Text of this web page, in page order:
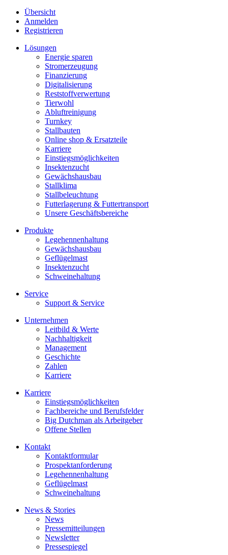
Übersicht
Anmelden
Registrieren
Lösungen
Energie sparen
Stromerzeugung
Finanzierung
Digitalisierung
Reststoffverwertung
Tierwohl
Abluftreinigung
Turnkey
Stallbauten
Online shop & Ersatzteile
Karriere
Einstiegsmöglichkeiten
Insektenzucht
Gewächshausbau
Stallklima
Stallbeleuchtung
Futterlagerung & Futtertransport
Unsere Geschäftsbereiche
Produkte
Legehennenhaltung
Gewächshausbau
Geflügelmast
Insektenzucht
Schweinehaltung
Service
Support & Service
Unternehmen
Leitbild & Werte
Nachhaltigkeit
Management
Geschichte
Zahlen
Karriere
Karriere
Einstiegsmöglichkeiten
Fachbereiche und Berufsfelder
Big Dutchman als Arbeitgeber
Offene Stellen
Kontakt
Kontaktformular
Prospektanforderung
Legehennenhaltung
Geflügelmast
Schweinehaltung
News & Stories
News
Pressemitteilungen
Newsletter
Pressespiegel